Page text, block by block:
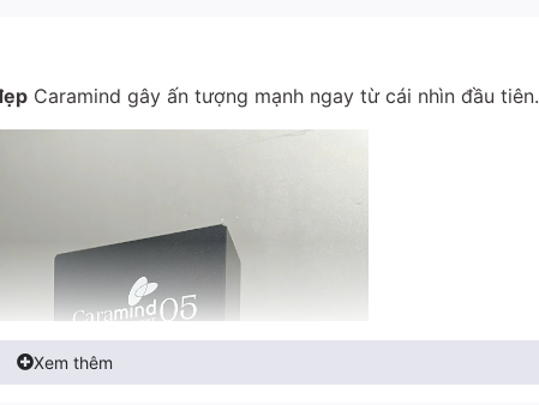
Caramind gây ấn tượng mạnh ngay từ cái nhìn đầu tiên.
Xem thêm